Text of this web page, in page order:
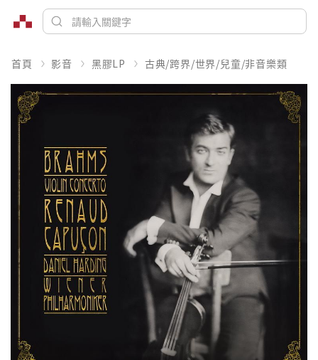
首頁 影音 黑膠LP 古典/跨界/世界/兒童/非音樂類